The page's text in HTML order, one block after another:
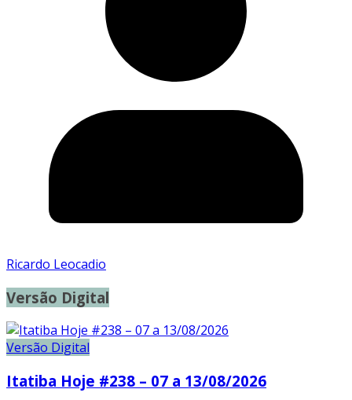
Ricardo Leocadio
Versão Digital
Versão Digital
Itatiba Hoje #238 – 07 a 13/08/2026